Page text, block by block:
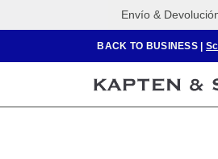
Envío &
BACK TO BUSINESS